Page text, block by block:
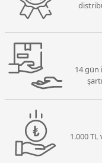
14 gün
1.000